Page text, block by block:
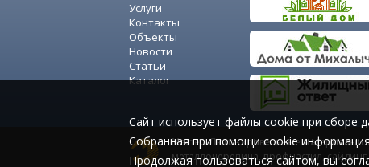
Услуги
Контакты
Объекты
Новости
Статьи
Каталог
Мастер-Люкс - кровельные материалы:
металлочерепица, профнастил,
Cайт использует файлы cookie при сборе
Собранная при помощи cookie
Продолжая пользоваться сайтом, вы